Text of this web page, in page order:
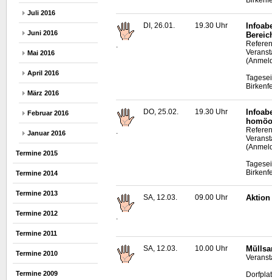
Juli 2016
Juni 2016
Mai 2016
April 2016
März 2016
Februar 2016
Januar 2016
Termine 2015
Termine 2014
Termine 2013
Termine 2012
Termine 2011
Termine 2010
Termine 2009
DI, 26.01. 19.30 Uhr
DO, 25.02. 19.30 Uhr
.
SA, 12.03. 09.00 Uhr Aktion
SA, 12.03. 10.00 Uhr